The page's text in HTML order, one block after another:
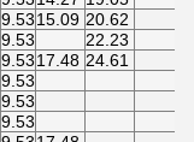
9.5315.09 20.62
9.53 22.23
9.5317.48 24.61
9.53
9.53
9.53